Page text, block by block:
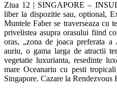
Ziua 12 | SINGAPORE –
liber la dispozitie sau, optional,
Muntele Faber se traverseaza cu
privelistea asupra orasului fiind
oras, „zona de joaca preferata
auriu, o gama larga de atractii
vegetatie luxurianta, resedinte
mare Oceanariu cu pesti
Singapore. Cazare la